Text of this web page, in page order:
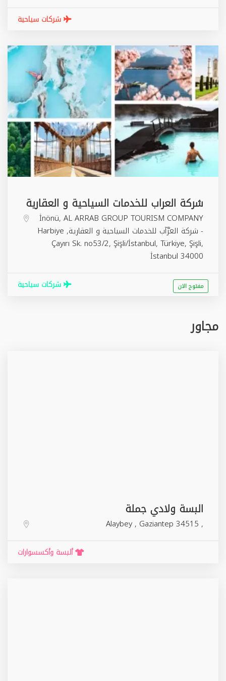
شركات سياحية
شركة العراب للخدمات السياحية و العقارية
İnönü, AL ARRAB GROUP TOURISM COMPANY
- شركة العرَّآب للخدمات السياحية و العقارية, Harbiye
Çayırı Sk. no53/2, Şişli/İstanbul, Türkiye, Şişli,
İstanbul 34000
شركات سياحية مفتوح الان
مجاور
البسة ولادي جملة
,
Alaybey, Gaziantep 34515
ألبسة وأكسسوارات